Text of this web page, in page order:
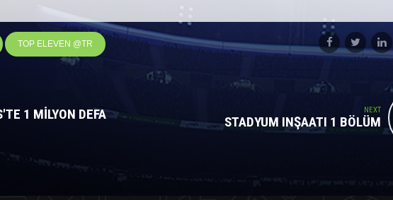
TOP ELEVEN @TR
1 MILYON DEFA
NEXT
STADYUM INŞAATI 1 BÖLÜM